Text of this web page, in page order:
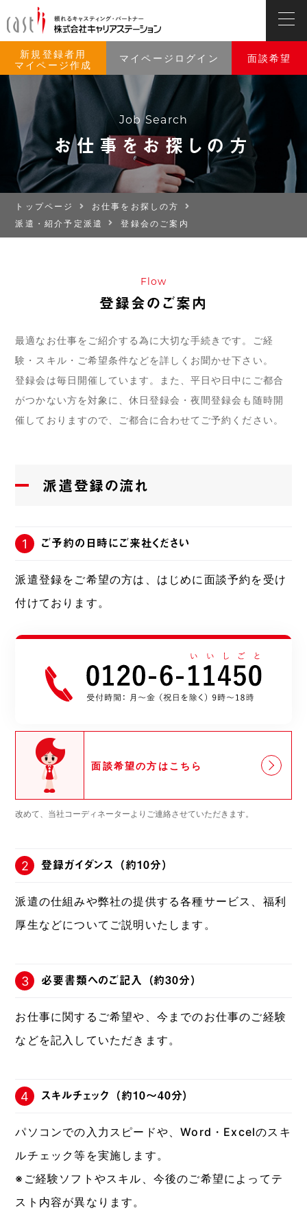
新規登録者用
マイページ作成
マイページログイン 面談希望
Job Search
お仕事をお探しの方
トップページ
お仕事をお探しの方
派遣・紹介予定派遣
登録会のご案内
Flow
登録会のご案内
最適なお仕事をご紹介する為に大切な手続きです。ご経
験・スキル・ご希望条件などを詳しくお聞かせ下さい。
登録会は毎日開催しています。また、平日や日中にご都合
がつかない方を対象に、休日登録会・夜間登録会も随時開
催しておりますので、ご都合に合わせてご予約ください。
派遣登録の流れ
1 ご予約の日時にご来社ください
派遣登録をご希望の方は、はじめに面談予約を受け
付けております。
面談希望の方はこちら
改めて、当社コーディネーターよりご連絡させていただきます。
2 登録ガイダンス（約10分）
派遣の仕組みや弊社の提供する各種サービス、福利
厚生などについてご説明いたします。
3 必要書類へのご記入（約30分）
お仕事に関するご希望や、今までのお仕事のご経験
などを記入していただきます。
4 スキルチェック（約10～40分）
パソコンでの入力スピードや、Word・Excelのスキ
ルチェック等を実施します。
※ご経験ソフトやスキル、今後のご希望によってテ
スト内容が異なります。